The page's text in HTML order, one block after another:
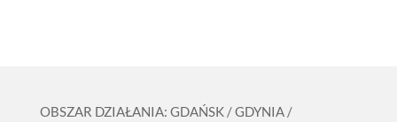
OBSZAR DZIAŁANIA: GDAŃSK / GDYNIA /